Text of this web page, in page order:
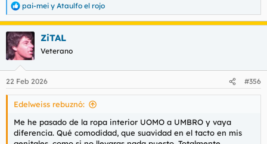
R
e
a
c
c
i
e
s
pai-mei y Ataulfo el rojo
ZiTAL
Veterano
22 Feb 2026 #356
Edelweiss rebuznó:
Me he pasado de la ropa interior UOMO a UMBRO y vaya
diferencia. Qué comodidad, que suavidad en el tacto en mis